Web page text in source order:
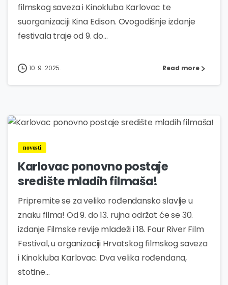
filmskog saveza i Kinokluba Karlovac te
suorganizaciji Kina Edison. Ovogodišnje izdanje
festivala traje od 9. do...
10. 9. 2025. Read more
novosti
Karlovac ponovno postaje
središte mladih filmaša!
Pripremite se za veliko rođendansko slavlje u
znaku filma! Od 9. do 13. rujna održat će se 30.
izdanje Filmske revije mladeži i 18. Four River Film
Festival, u organizaciji Hrvatskog filmskog saveza
i Kinokluba Karlovac. Dva velika rođendana,
stotine...